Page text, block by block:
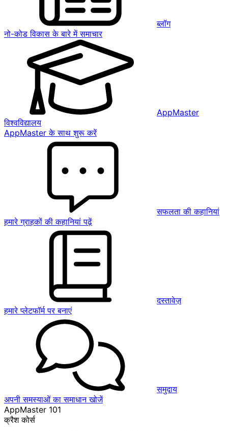
ब्लॉग
नो-कोड विकास के बारे में समाचार
AppMaster
विश्वविद्यालय
AppMaster के साथ शुरू करें
सफलता की कहानियां
हमारे ग्राहकों की कहानियां पढ़ें
दस्तावेज़
हमारे प्लेटफॉर्म पर बनाएं
समुदाय
अपनी समस्याओं का समाधान खोजें
AppMaster 101
क्रैश कोर्स